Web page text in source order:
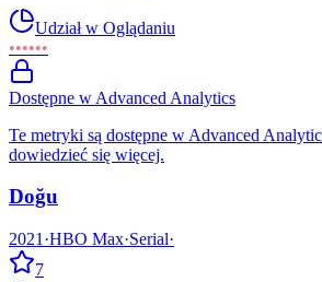
Udział w Oglądaniu
••••••
Dostępne w Advanced Analytics
Te metryki są dostępne w Advanced
dowiedzieć się więcej.
Doğu
2021 ·HBO Max·Serial·
7